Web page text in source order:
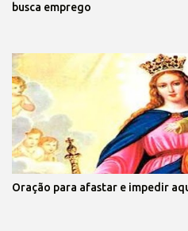
busca emprego
Oração para afastar e impedir